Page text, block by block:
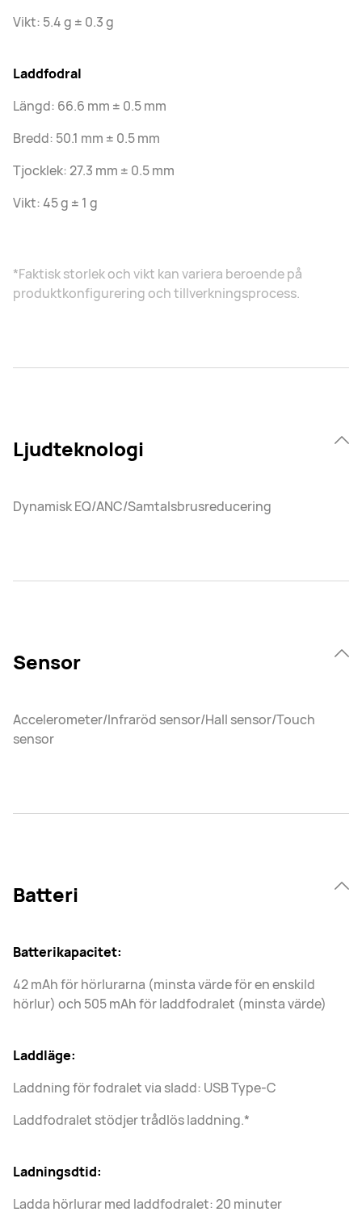
Vikt: 5.4 g ± 0.3 g
Laddfodral
Längd: 66.6 mm ± 0.5 mm
Bredd: 50.1 mm ± 0.5 mm
Tjocklek: 27.3 mm ± 0.5 mm
Vikt: 45 g ± 1 g
*Faktisk storlek och vikt kan variera beroende på
produktkonfigurering och tillverkningsprocess.
Ljudteknologi
Dynamisk EQ/ANC/Samtalsbrusreducering
Sensor
Accelerometer/Infraröd sensor/Hall sensor/Touch
sensor
Batteri
Batterikapacitet:
42 mAh för hörlurarna (minsta värde för en enskild
hörlur) och 505 mAh för laddfodralet (minsta värde)
Laddläge:
Laddning för fodralet via sladd: USB Type-C
Laddfodralet stödjer trådlös laddning.*
Ladningsdtid:
Ladda hörlurar med laddfodralet: 20 minuter